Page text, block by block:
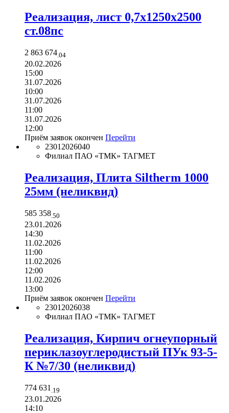
Реализация, лист 0,7х1250х2500
ст.08пс
2 863 674 .04
20.02.2026
15:00
31.07.2026
10:00
31.07.2026
11:00
31.07.2026
12:00
Приём заявок окончен Перейти
23012026040
Филиал ПАО «ТМК» ТАГМЕТ
Реализация, Плита Siltherm 1000
25мм (неликвид)
585 358 .50
23.01.2026
14:30
11.02.2026
11:00
11.02.2026
12:00
11.02.2026
13:00
Приём заявок окончен Перейти
23012026038
Филиал ПАО «ТМК» ТАГМЕТ
Реализация, Кирпич огнеупорный
периклазоуглеродистый ПУк 93-5-
К №7/30 (неликвид)
774 631 .19
23.01.2026
14:10